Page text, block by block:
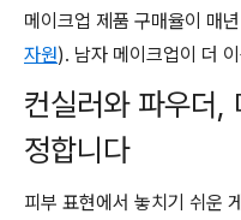
메이크업 제품 구매율이 매
자원). 남자 메이크업이 더
컨실러와 파우더,
정합니다
피부 표현에서 놓치기 쉬운